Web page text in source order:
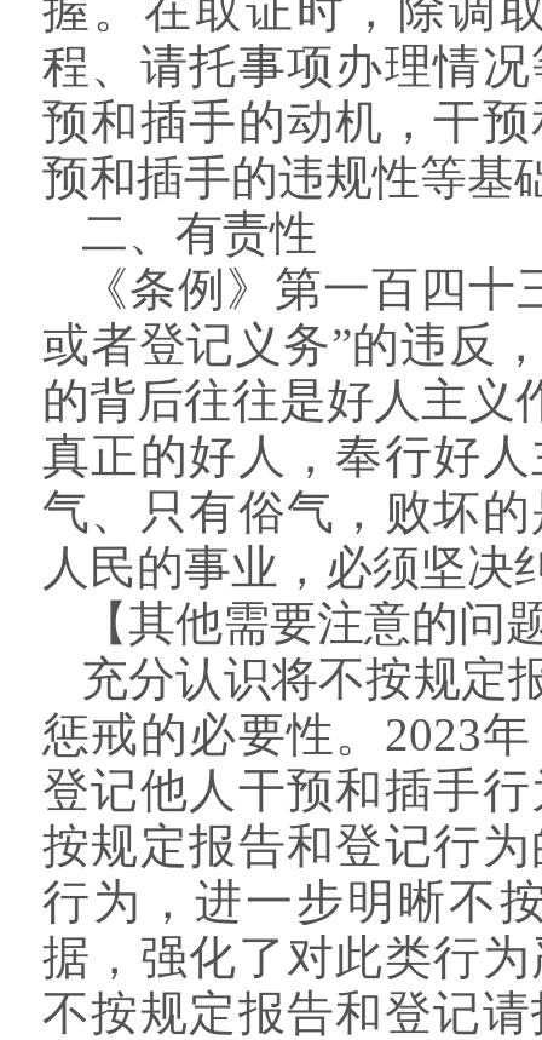
程、请托事项办理情
预和插手的动机，干
预和插手的违规性等基
二、有责性
《条例》第一百四
或者登记义务”的违反
的背后往往是好人主义
真正的好人，奉行好
气、只有俗气，败坏
人民的事业，必须坚决
【其他需要注意的问
充分认识将不按规定
惩戒的必要性。 2023
登记他人干预和插手
按规定报告和登记行
行为，进一步明晰不
据，强化了对此类行
不按规定报告和登记